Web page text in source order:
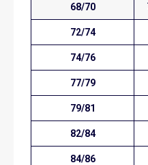
68/70
72/74
74/76
77/79
79/81
82/84
84/86